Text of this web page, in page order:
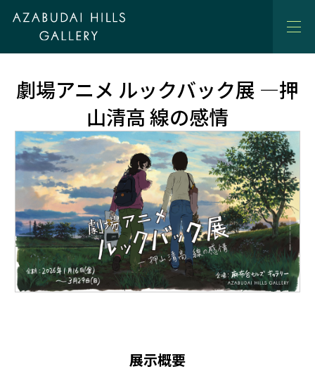
劇場アニメ ルックバック展 ―押
山清高 線の感情
展示概要